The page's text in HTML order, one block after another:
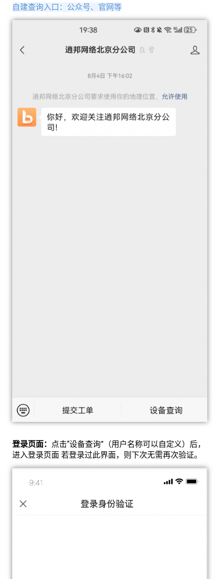
自建查询入口：公众号、官网等
登录页面：
点击“设备查询”（用户名称可以自定义）后，
进入登录页面 若登录过此界面，则下次无需再次验证。